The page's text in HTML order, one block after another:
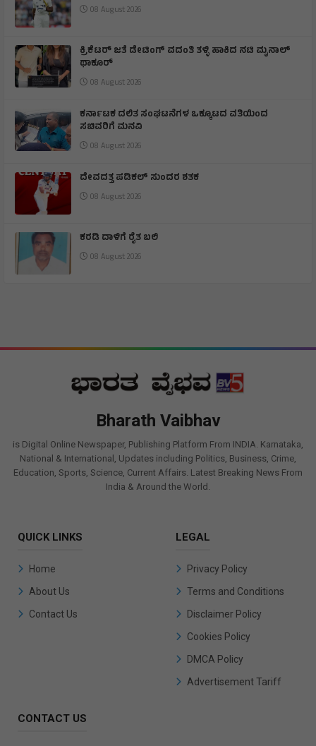
08 August 2026
ಕ್ರಿಕೆಟರ್ ಜತೆ ಡೇಟಿಂಗ್ ವದಂತಿ ತಳ್ಳಿ ಹಾಕಿದ ನಟಿ ಮೃನಾಲ್
ಥಾಕೂರ್
08 August 2026
ಕರ್ನಾಟಕ ದಲಿತ ಸಂಘಟನೆಗಳ ಒಕ್ಕೂಟದ ವತಿಯಿಂದ
ಸಚಿವರಿಗೆ ಮನವಿ
08 August 2026
ದೇವದತ್ತ ಪಡಿಕಲ್ ಸುಂದರ ಶತಕ
08 August 2026
ಕರಡಿ ದಾಳಿಗೆ ರೈತ ಬಲಿ
08 August 2026
Bharath Vaibhav
is Digital Online Newspaper, Publishing Platform From INDIA. Karnataka,
National & International, Updates including Politics, Business, Crime,
Education, Sports, Science, Current Affairs. Latest Breaking News From
India & Around the World.
QUICK LINKS
Home
About Us
Contact Us
LEGAL
Privacy Policy
Terms and Conditions
Disclaimer Policy
Cookies Policy
DMCA Policy
Advertisement Tariff
CONTACT US